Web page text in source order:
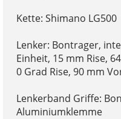
Kette: Shimano LG500
Lenker: Bontrager,
Einheit, 15 mm Rise,
0 Grad Rise, 90 mm
Lenkerband Griffe:
Aluminiumklemme